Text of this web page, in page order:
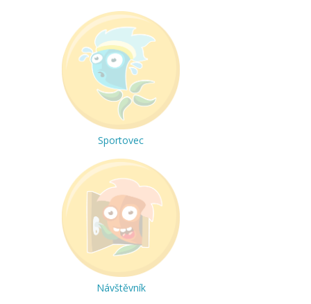
Sportovec
Návštěvník